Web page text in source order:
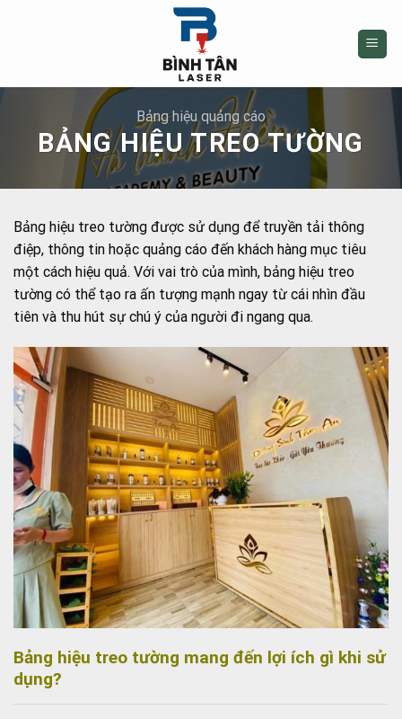
Bảng hiệu quảng cáo
BẢNG HIỆU TREO TƯỜNG
Bảng hiệu treo tường được sử dụng để truyền tải thông
điệp, thông tin hoặc quảng cáo đến khách hàng mục tiêu
một cách hiệu quả. Với vai trò của mình, bảng hiệu treo
tường có thể tạo ra ấn tượng mạnh ngay từ cái nhìn đầu
tiên và thu hút sự chú ý của người đi ngang qua.
Bảng hiệu treo tường mang đến lợi ích gì khi sử
dụng?